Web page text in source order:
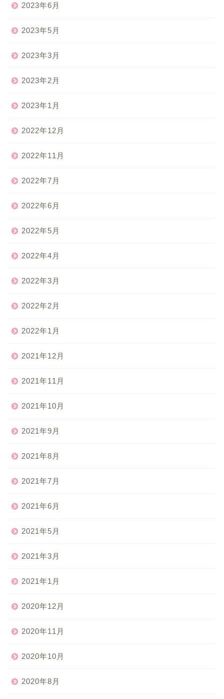
2023年6月
2023年5月
2023年3月
2023年2月
2023年1月
2022年12月
2022年11月
2022年7月
2022年6月
2022年5月
2022年4月
2022年3月
2022年2月
2022年1月
2021年12月
2021年11月
2021年10月
2021年9月
2021年8月
2021年7月
2021年6月
2021年5月
2021年3月
2021年1月
2020年12月
2020年11月
2020年10月
2020年8月